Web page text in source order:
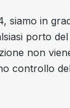
siamo in
porto
non
controllo